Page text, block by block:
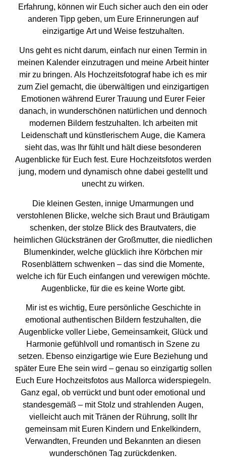
Erfahrung, können wir Euch sicher auch den ein oder
anderen Tipp geben, um Eure Erinnerungen auf
einzigartige Art und Weise festzuhalten.
Uns geht es nicht darum, einfach nur einen Termin in
meinen Kalender einzutragen und meine Arbeit hinter
mir zu bringen. Als Hochzeitsfotografhabe ich es mir
zum Ziel gemacht, die überwältigen und einzigartigen
Emotionen während Eurer Trauung und Eurer Feier
danach, in wunderschönen natürlichen und dennoch
modernen Bildern festzuhalten. Ich arbeiten mit
Leidenschaft und künstlerischem Auge, die Kamera
sieht das, was Ihr fühlt und hält diese besonderen
Augenblicke für Euch fest. Eure Hochzeitsfotos werden
jung, modern und dynamisch ohne dabei gestellt und
unecht zu wirken.
Die kleinen Gesten, innige Umarmungen und
verstohlenen Blicke, welche sich Braut und Bräutigam
schenken, der stolze Blick des Brautvaters, die
heimlichen Glückstränen der Großmutter, die niedlichen
Blumenkinder, welche glücklich ihre Körbchen mir
Rosenblättern schwenken – das sind die Momente,
welche ich für Euch einfangen und verewigen möchte.
Augenblicke, für die es keine Worte gibt.
Mir ist es wichtig, Eure persönliche Geschichte in
emotional authentischen Bildern festzuhalten, die
Augenblicke voller Liebe, Gemeinsamkeit, Glück und
Harmonie gefühlvoll und romantisch in Szene zu
setzen. Ebenso einzigartige wie Eure Beziehung und
später Eure Ehe sein wird – genau so einzigartig sollen
Euch Eure Hochzeitsfotos aus Mallorca widerspiegeln.
Ganz egal, ob verrückt und bunt oder emotional und
standesgemäß – mit Stolz und strahlenden Augen,
vielleicht auch mit Tränen der Rührung, sollt Ihr
gemeinsam mit Euren Kindern und Enkelkindern,
Verwandten, Freunden und Bekannten an diesen
wunderschönen Tag zurückdenken.